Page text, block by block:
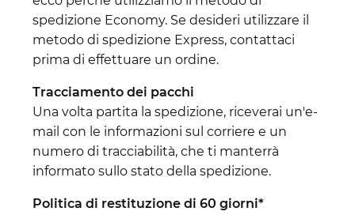
spedizione Economy. Se desideri utilizzare il
metodo di spedizione Express, contattaci
prima di effettuare un ordine.
Tracciamento dei pacchi
Una volta partita la spedizione, riceverai un'e-
mail con le informazioni sul corriere e un
numero di tracciabilità, che ti manterrà
informato sullo stato della spedizione.
Politica di restituzione di 60 giorni*